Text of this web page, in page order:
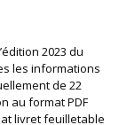
2023 du
les informations
de 22
au format PDF
livret feuilletable